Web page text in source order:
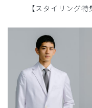
【スタイリング